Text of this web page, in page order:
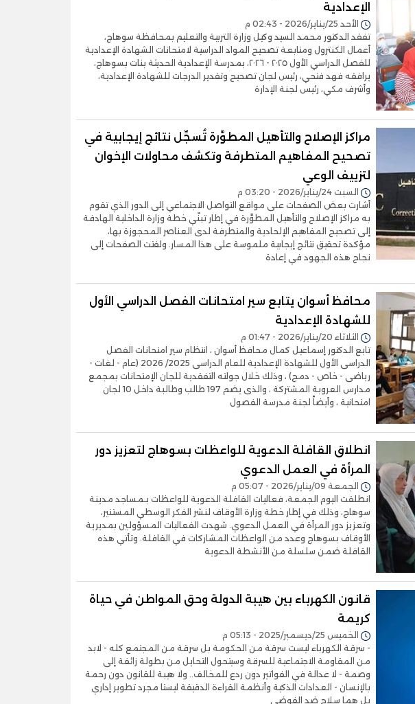
الإعدادية
الأحد 25/يناير/2026 - 02:43 م
تفقد الدكتور محمد السيد وكيل وزارة التربية والتعليم بمحافظة سوهاج،
أعمال الكنترول ومتابعة تصحيح المواد الدراسية لامتحانات الشهادة الإعدادية
للفصل الدراسي الأول ٢٠٢٥ - ٢٠٢٦، بمدرسة الإعدادية الحديثة بنات بسوهاج،
يرافقه فهد فتحي، رئيس لجان تصحيح وتقدير الدرجات للشهادة الإعدادية،
وأشرف مكي، رئيس لجنة الإدارة
مراكز الإصلاح والتأهيل المطوَّرة تُسجِّل نتائج إيجابية في
تصحيح المفاهيم المتطرفة وتكشف محاولات الإخوان
لتزييف الوعي
السبت 24/يناير/2026 - 03:20 م
أشارت بعض الصفحات على مواقع التواصل الاجتماعي إلى الدور الذي تقوم
به مراكز الإصلاح والتأهيل المطوَّرة في إطار تبنّي خطة وزارة الداخلية الهادفة
إلى تصحيح المفاهيم الإلحادية والمتطرفة لدى العناصر المحجوزة بها،
مؤكدة تحقيق نتائج إيجابية ملموسة على هذا المسار. ولفتت الصفحات إلى
نجاح هذه الجهود في إعادة
محافظ أسوان يتابع سير امتحانات الفصل الدراسي الأول
للشهادة الإعدادية
الثلاثاء 20/يناير/2026 - 01:47 م
تابع الدكتور إسماعيل كمال محافظ أسوان ، انتظام سير امتحانات الفصل
الدراسى الأول للشهادة الإعدادية للعام الدراسى 2025/ 2026 (عام - لغات -
رياضى - خاص - دمج) ، وذلك خلال جولته التفقدية للجان الإمتحانات بمجمع
مدارس العروبة المشتركة ، والذى يضم 197 طالب وطالبة داخل 10 لجان
امتحانية ، وأيضاً لجنة مدرسة الفصول
انطلاق القافلة الدعوية للواعظات بسوهاج لتعزيز دور
المرأة في العمل الدعوي
الجمعة 09/يناير/2026 - 05:07 م
انطلقت اليوم الجمعة، فعاليات القافلة الدعوية للواعظات بـمساجد مدينة
سوهاج، وذلك في إطار خطة وزارة الأوقاف لنشر الفكر الوسطي المستنير،
وتعزيز دور المرأة في العمل الدعوي. شهدت الفعاليات المسؤولين بمديرية
الأوقاف بسوهاج وعدد من الواعظات المشاركات في القافلة. وتأتي هذه
القافلة ضمن سلسلة من الأنشطة الدعوية
قانون الكهرباء بين هيبة الدولة وحق المواطن في حياة
كريمة
الخميس 25/ديسمبر/2025 - 05:13 م
- سرقة الكهرباء ليست سرقة من الحكومة بل سرقة من المجتمع كله - لابد
من المقاومة الاجتماعية للسرقة وسيتحول التحايل من بطولة زائفة إلى
وصمة - لا عدالة في الفواتير دون ردع للمخالف.. ولا هيبة للقانون دون رحمة
بالإنسان - العدادات الذكية وأنظمة القراءة الدقيقة ليستا مجرد تطوير إداري
بل هما سلاح ضد الفوضى